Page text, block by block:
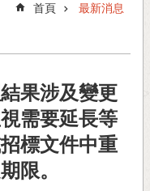
首頁 最新消息
果涉及變更
需要延長等
標文件中重
限。